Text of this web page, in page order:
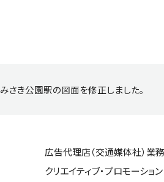
みさき公園駅の図面を修正しました。
広告代理店（交通媒体社）業務
クリエイティブ・プロモーショ